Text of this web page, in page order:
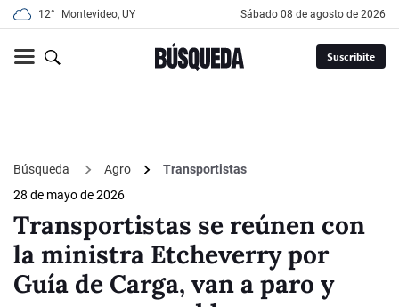
12° Montevideo, UY sábado 08 de agosto de 2026
Suscribite
Búsqueda Agro
Transportistas
28 de mayo de 2026
Transportistas se reúnen con
la ministra Etcheverry por
Guía de Carga, van a paro y